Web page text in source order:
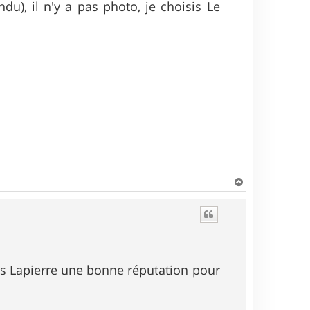
il n'y a pas photo, je choisis Le
a
Lapierre une bonne réputation pour